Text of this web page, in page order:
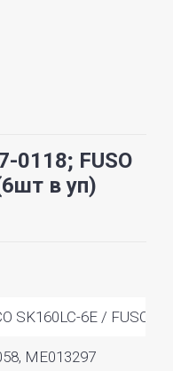
0118; FUSO
в уп)
SK160LC-6E / FUSO
ME013297